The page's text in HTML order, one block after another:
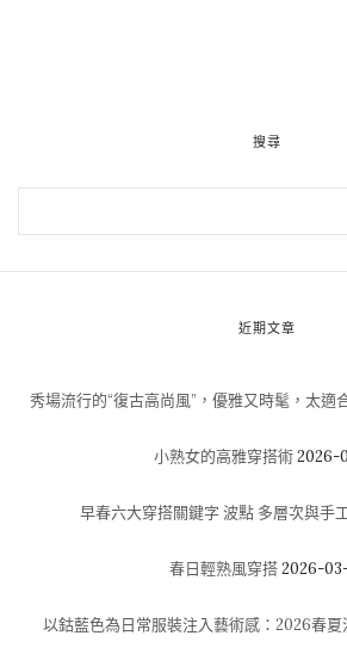
搜尋
近期文章
秀場流行的“復古高尚風”，優雅又時髦，太適
小熟女的高雅穿搭術 2026-
早春六大穿搭關鍵字 波點 多層次與手
春日輕熟風穿搭 2026-
以鈷藍色為日常服裝注入藝術感：2026春夏